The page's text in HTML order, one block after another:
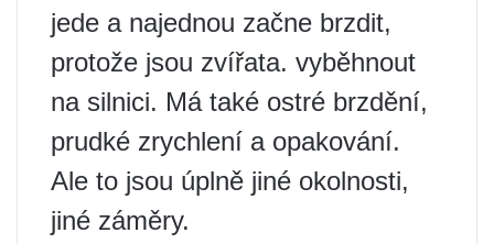
jede a najednou začne brzdit,
protože jsou zvířata. vyběhnout
na silnici. Má také ostré brzdění,
prudké zrychlení a opakování.
Ale to jsou úplně jiné okolnosti,
jiné záměry.